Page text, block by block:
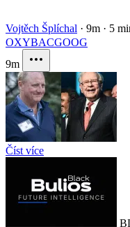
Vojtěch Šplíchal · 9m · 5
OXYBACGOOG
9m
Číst více